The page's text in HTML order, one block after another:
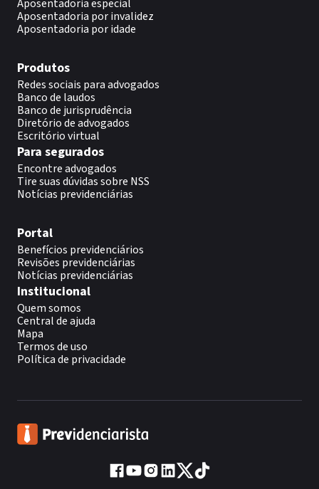
Aposentadoria especial
Aposentadoria por invalidez
Aposentadoria por idade
Produtos
Redes sociais para advogados
Banco de laudos
Banco de jurisprudência
Diretório de advogados
Escritório virtual
Para segurados
Encontre advogados
Tire suas dúvidas sobre NSS
Notícias previdenciárias
Portal
Benefícios previdenciários
Revisões previdenciárias
Notícias previdenciárias
Institucional
Quem somos
Central de ajuda
Mapa
Termos de uso
Política de privacidade